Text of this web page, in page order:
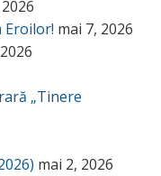
Eroilor! mai 7, 2026
„Tinere
mai 2, 2026